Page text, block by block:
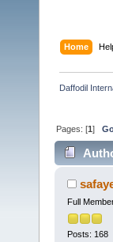
Home
Daffodil
Pages: [1]
Full
Posts: 168